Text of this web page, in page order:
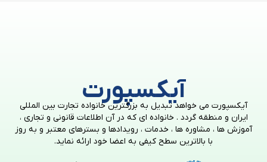
آیکسپورت
آیکسپورت می خواهد تبدیل به بزرگترین خانواده تجارت بین المللی
ایران و منطقه گردد . خانواده ای که در آن اطلاعات قانونی و تجاری ،
آموزش ها ، مشاوره ها ، خدمات ، رویدادها و بسترهای معتبر و به روز
با بالاترین سطح کیفی به اعضا خود ارائه نماید.